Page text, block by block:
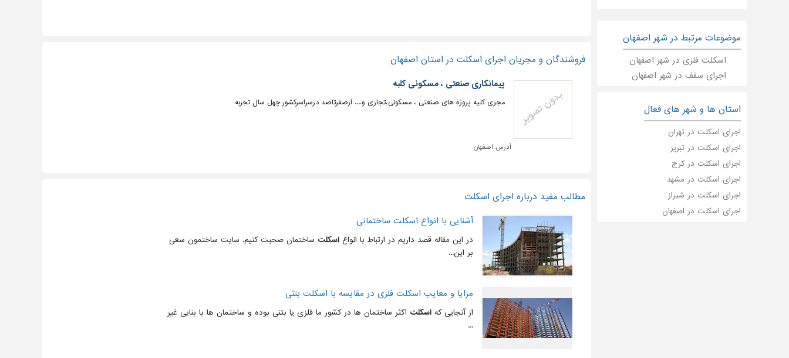
فروشندگان و مجریان اجرای اسکلت در استان اصفهان
پیمانکاری صنعتی ، مسکونی کلبه
مجری کلیه پروژه های صنعتی ، مسکونی،تجاری و.... ازصفرتاصد درسراسرکشور چهل سال تجربه
آدرس: اصفهان
مطالب مفید درباره اجرای اسکلت
آشنایی با انواع اسکلت ساختمانی
در این مقاله قصد داریم در ارتباط با انواع اسکلت ساختمان صحبت کنیم. سایت ساختمون سعی
بر این...
مزایا و معایب اسکلت فلزی در مقایسه با اسکلت بتنی
از آنجایی که اسکلت اکثر ساختمان ها در کشور ما فلزی یا بتنی بوده و ساختمان ها با بنایی غیر
...
موضوعات مرتبط در شهر اصفهان
اسکلت فلزی در شهر اصفهان
اجرای سقف در شهر اصفهان
استان ها و شهر های فعال
اجرای اسکلت در تهران
اجرای اسکلت در تبریز
اجرای اسکلت در کرج
اجرای اسکلت در مشهد
اجرای اسکلت در شیراز
اجرای اسکلت در اصفهان